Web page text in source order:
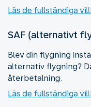
Läs de fullständiga
SAF (alternativt
Blev din flygning
alternativ flygning?
återbetalning.
Läs de fullständiga